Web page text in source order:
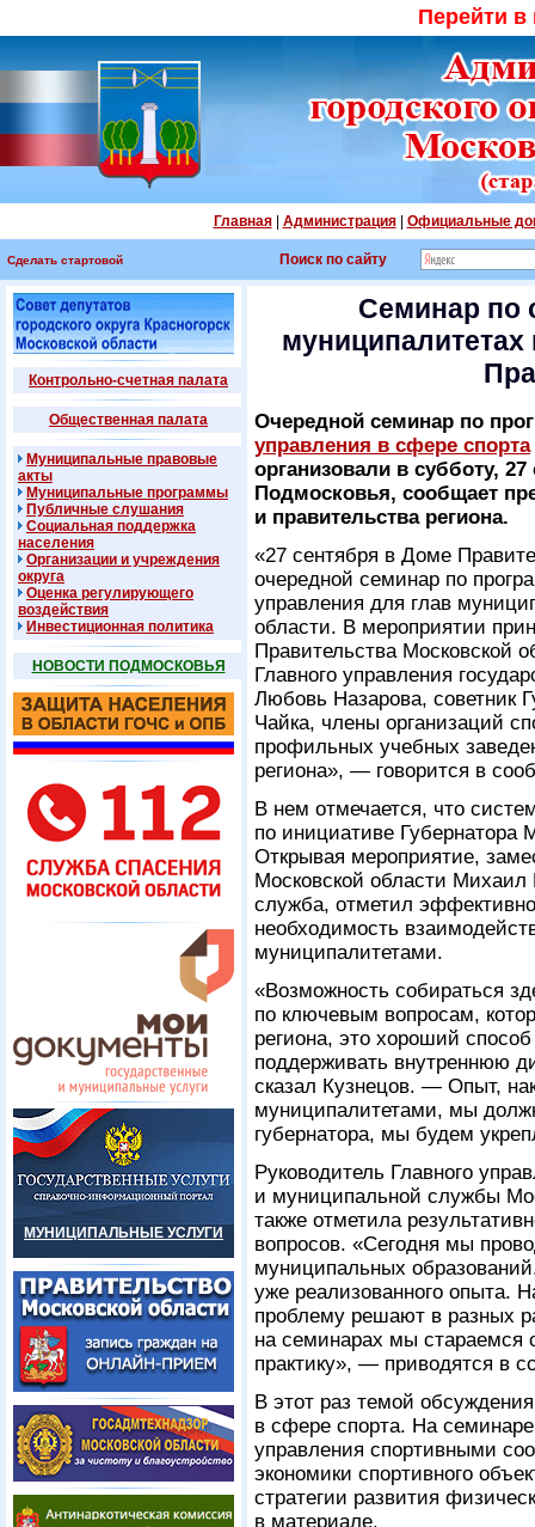
Перейти
Главная| Администрация| Официальные
Сделать стартовой Поиск по сайту
Контрольно-счетная палата
Общественная палата
Муниципальные правовые
акты
Муниципальные программы
Публичные слушания
Социальная поддержка
населения
Организации и учреждения
округа
Оценка регулирующего
воздействия
Инвестиционная политика
НОВОСТИ ПОДМОСКОВЬЯ
МУНИЦИПАЛЬНЫЕ УСЛУГИ
Семинар по
Очередной семинар по
управления в сфере спорта
организовали в субботу,
Подмосковья, сообщает
и правительства региона.
«27 сентября в Доме
очередной семинар по
управления для глав
области. В мероприятии
Правительства Московской
Главного управления
Любовь Назарова, советник
Чайка, члены организаций
профильных учебных
региона», — говорится в
В нем отмечается, что
по инициативе Губернатора
Открывая мероприятие,
Московской области Михаил
служба, отметил
необходимость
муниципалитетами.
«Возможность собираться
по ключевым вопросам,
региона, это хороший
поддерживать внутреннюю
сказал Кузнецов. — Опыт,
муниципалитетами, мы
губернатора, мы будем
Руководитель Главного
и муниципальной службы
также отметила
вопросов. «Сегодня мы
муниципальных
уже реализованного опыта.
проблему решают в разных
на семинарах мы стараемся
практику», — приводятся в
В этот раз темой
в сфере спорта. На
управления спортивными
экономики спортивного
стратегии развития
в материале.